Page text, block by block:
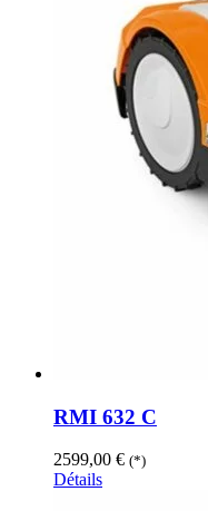
RMI 632 C
2599,00 € (*)
Détails